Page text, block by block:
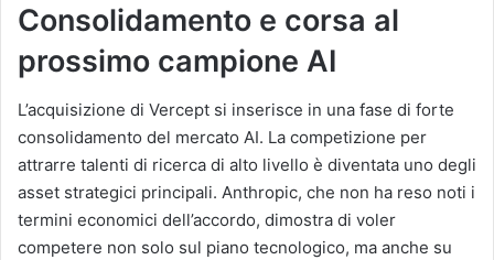
Consolidamento e corsa al
prossimo campione AI
L’acquisizione di Vercept si inserisce in una fase di forte
consolidamento del mercato AI. La competizione per
attrarre talenti di ricerca di alto livello è diventata uno degli
asset strategici principali. Anthropic, che non ha reso noti i
termini economici dell’accordo, dimostra di voler
competere non solo sul piano tecnologico, ma anche su